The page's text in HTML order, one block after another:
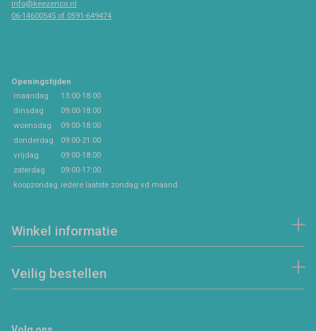
info@keezenco.nl
06-14600545 of 0591-649474
Openingstijden
maandag
13:00-18:00
dinsdag
09:00-18:00
woensdag
09:00-18:00
donderdag
09:00-21:00
vrijdag
09:00-18:00
zaterdag
09:00-17:00
koopzondag iedere laatste zondag vd maand
Winkel informatie
Veilig bestellen